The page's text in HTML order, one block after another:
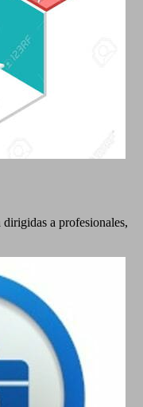
a profesionales,